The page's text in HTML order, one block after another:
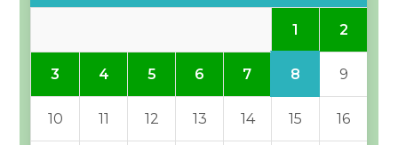
1 2
3 4 5 6 7 8 9
10 11 12 13 14 15 16